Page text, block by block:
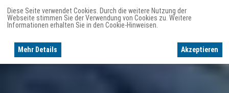
Diese Seite verwendet Cookies. Durch die weitere Nutzung der
Webseite stimmen Sie der Verwendung von Cookies zu. Weitere
Informationen erhalten Sie in den Cookie-Hinweisen.
Mehr Details Akzeptieren